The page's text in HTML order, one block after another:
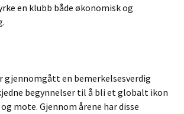
en klubb både økonomisk og
gjennomgått en bemerkelsesverdig
begynnelser til å bli et globalt ikon
mote. Gjennom årene har disse